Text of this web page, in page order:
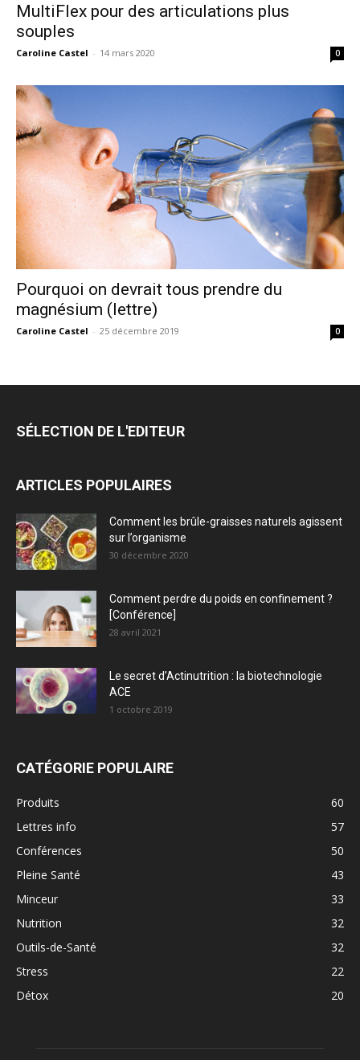
MultiFlex pour des articulations plus
souples
Caroline Castel - 14 mars 2020 0
Pourquoi on devrait tous prendre du
magnésium (lettre)
Caroline Castel - 25 décembre 2019 0
SÉLECTION DE L'EDITEUR
ARTICLES POPULAIRES
Comment les brûle-graisses naturels agissent
sur l’organisme
30 décembre 2020
Comment perdre du poids en confinement ?
[Conférence]
28 avril 2021
Le secret d’Actinutrition : la biotechnologie
ACE
1 octobre 2019
CATÉGORIE POPULAIRE
Produits
60
Lettres info
57
Conférences
50
Pleine Santé
43
Minceur
33
Nutrition
32
Outils-de-Santé
32
Stress
22
Détox
20